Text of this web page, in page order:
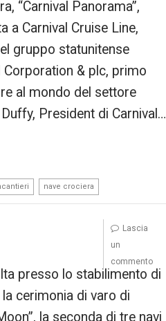
“Carnival Panorama”,
a Carnival Cruise Line,
gruppo statunitense
Corporation & plc, primo
al mondo del settore
President di Carnival…
nave crociera
presso lo stabilimento di
cerimonia di varo di
la seconda di tre navi
Lascia
un
commento